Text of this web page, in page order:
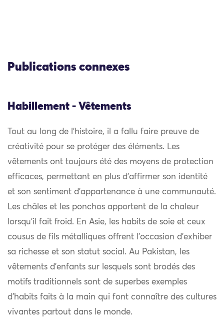
Publications connexes
Habillement - Vêtements
Tout au long de l’histoire, il a fallu faire preuve de
créativité pour se protéger des éléments. Les
vêtements ont toujours été des moyens de protection
efficaces, permettant en plus d’affirmer son identité
et son sentiment d’appartenance à une communauté.
Les châles et les ponchos apportent de la chaleur
lorsqu’il fait froid. En Asie, les habits de soie et ceux
cousus de fils métalliques offrent l’occasion d’exhiber
sa richesse et son statut social. Au Pakistan, les
vêtements d’enfants sur lesquels sont brodés des
motifs traditionnels sont de superbes exemples
d’habits faits à la main qui font connaître des cultures
vivantes partout dans le monde.